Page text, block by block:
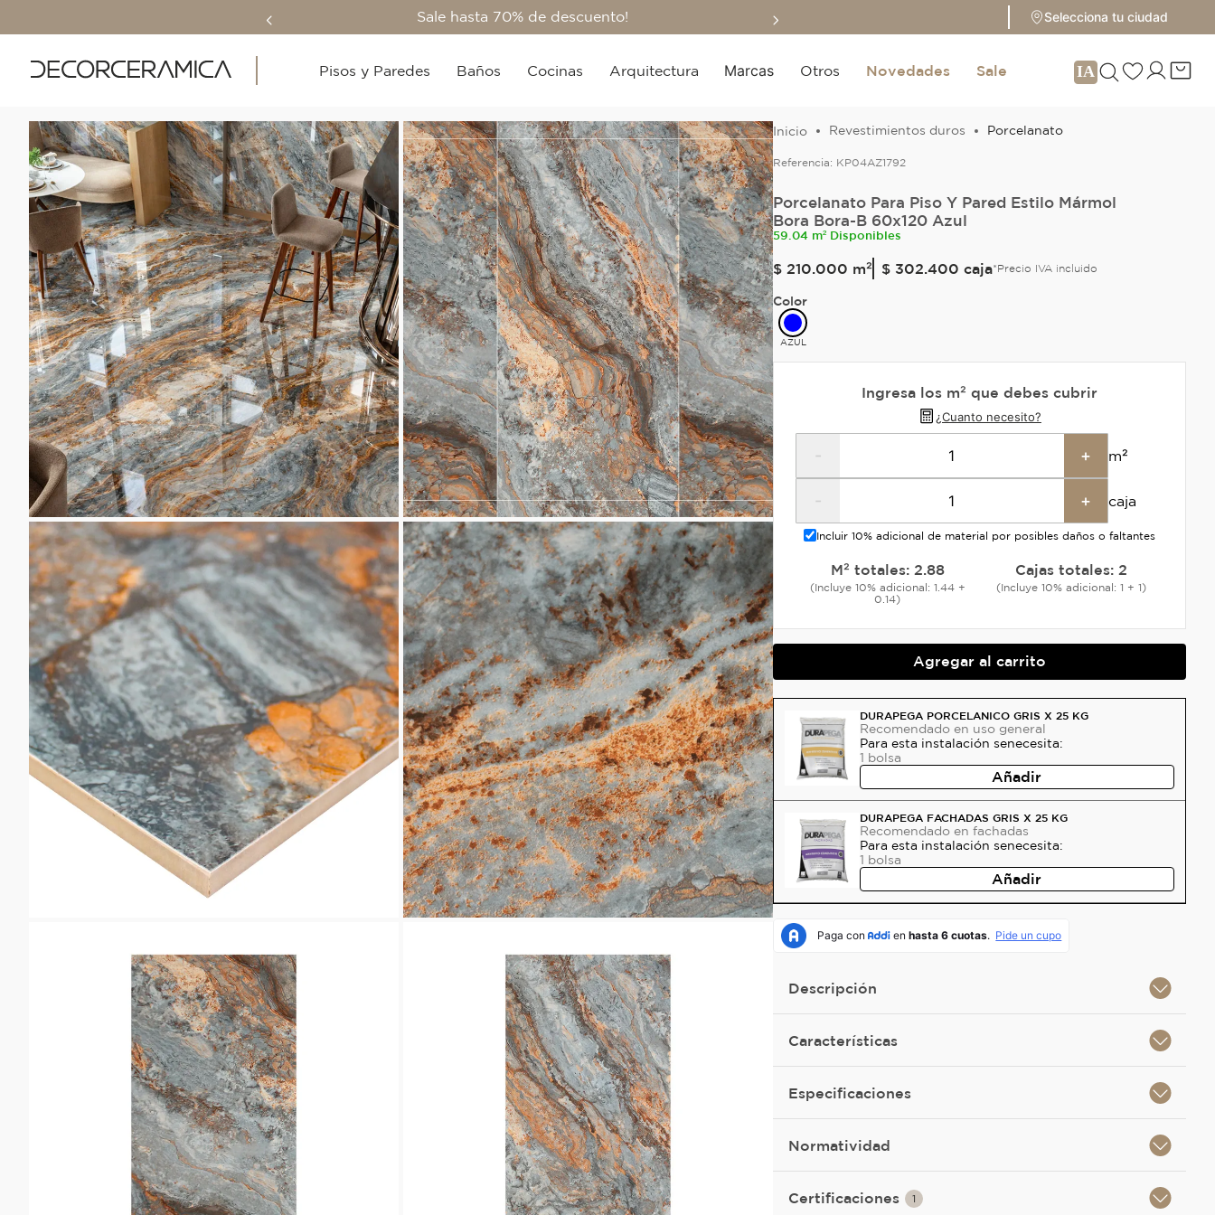
Sale hasta 70% de descuento! Selecciona tu ciudad
Pisos y Paredes Baños Cocinas Arquitectura Marcas Otros Novedades Sale
Revestimientos duros Porcelanato
Referencia: KP04AZ1792
Porcelanato Para Piso Y Pared Estilo Mármol
Bora Bora-B 60x120 Azul
59.04 m² Disponibles
$ 210.000 m² $ 302.400 caja*Precio IVA incluido
Color
AZUL
Ingresa los m² que debes cubrir
¿Cuanto necesito?
- + m²
- + caja
Incluir 10% adicional de material por posibles daños o faltantes
M² totales: 2.88
(Incluye 10% adicional: 1.44 +
0.14)
Cajas totales: 2
(Incluye 10% adicional: 1 + 1)
Agregar al carrito
DURAPEGA PORCELANICO GRIS X 25 KG
Recomendado en uso general
Para esta instalación senecesita:
1 bolsa
Añadir
DURAPEGA FACHADAS GRIS X 25 KG
Recomendado en fachadas
Para esta instalación senecesita:
1 bolsa
Añadir
Descripción
Características
Especificaciones
Normatividad
Certificaciones 1